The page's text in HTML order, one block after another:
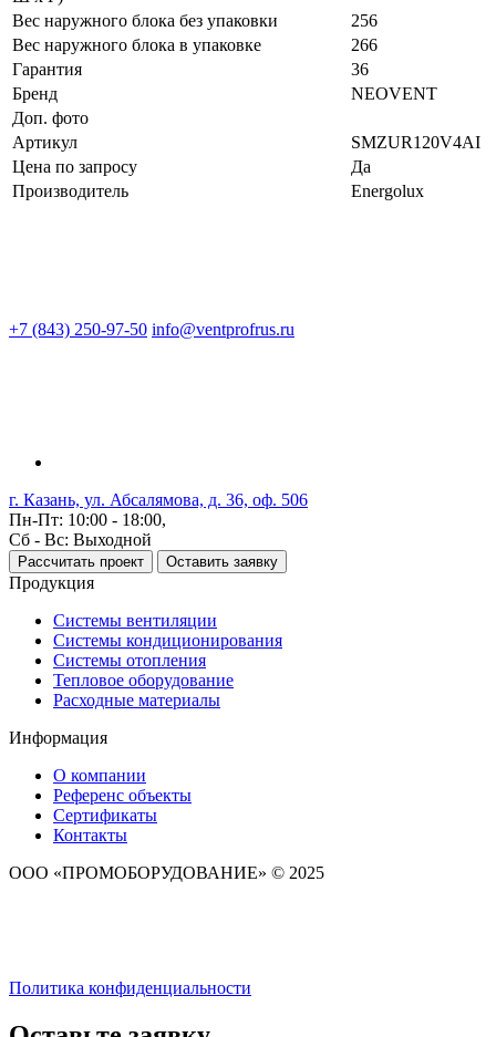
Вес наружного блока без упаковки
256
Вес наружного блока в упаковке
266
Гарантия
36
Бренд
NEOVENT
Доп. фото
Артикул
SMZUR120V4AI
Цена по запросу
Да
Производитель
Energolux
+7 (843) 250-97-50 info@ventprofrus.ru
г. Казань, ул. Абсалямова, д. 36, оф. 506
Пн-Пт: 10:00 - 18:00,
Сб - Вс: Выходной
Рассчитать проект Оставить заявку
Продукция
Системы вентиляции
Системы кондиционирования
Системы отопления
Тепловое оборудование
Расходные материалы
Информация
О компании
Референс объекты
Сертификаты
Контакты
ООО «ПРОМОБОРУДОВАНИЕ» © 2025
Политика конфиденциальности